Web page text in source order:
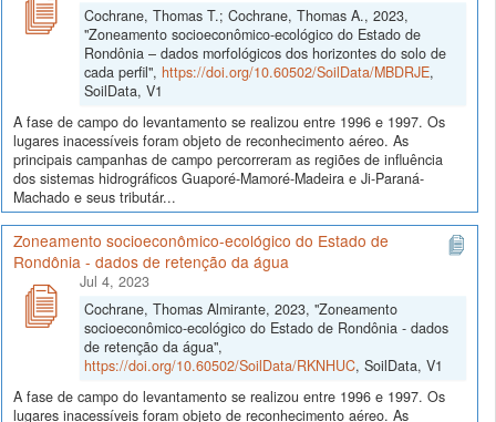
Cochrane, Thomas T.; Cochrane, Thomas A., 2023,
"Zoneamento socioeconômico-ecológico do Estado de
Rondônia – dados morfológicos dos horizontes do solo de
cada perfil", https://doi.org/10.60502/SoilData/MBDRJE,
SoilData, V1
A fase de campo do levantamento se realizou entre 1996 e 1997. Os
lugares inacessíveis foram objeto de reconhecimento aéreo. As
principais campanhas de campo percorreram as regiões de influência
dos sistemas hidrográficos Guaporé-Mamoré-Madeira e Ji-Paraná-
Machado e seus tributár...
Zoneamento socioeconômico-ecológico do Estado de
Rondônia - dados de retenção da água
Jul 4, 2023
Cochrane, Thomas Almirante, 2023, "Zoneamento
socioeconômico-ecológico do Estado de Rondônia - dados
de retenção da água",
https://doi.org/10.60502/SoilData/RKNHUC, SoilData, V1
A fase de campo do levantamento se realizou entre 1996 e 1997. Os
lugares inacessíveis foram objeto de reconhecimento aéreo. As